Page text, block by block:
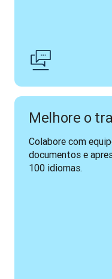
Melhore o
Colabore com
documentos e
100 idiomas.